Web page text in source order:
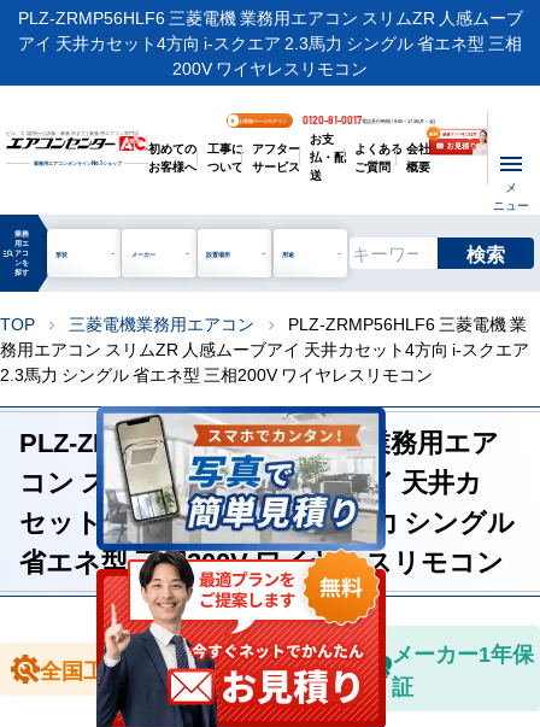
PLZ-ZRMP56HLF6 三菱電機 業務用エアコン スリムZR 人感ムーブ
アイ 天井カセット4方向 i-スクエア 2.3馬力 シングル 省エネ型 三相
200V ワイヤレスリモコン
ビル・工場用から店舗・事務所まで | 業務用エアコン専門店
業務用エアコンオンラインNo.1ショップ
お客様ページログイン 0120-81-0017電話受付時間 / 9:00～17:30(月～金)
初めての
お客様へ
工事に
ついて
アフター
サービス
お支
払・配
送
よくある
ご質問
会社
概要
メ
ニュー
manage_search
業務
用エ
アコ
ンを
探す
形状 メーカー 設置場所 用途 検索
TOP chevron_right 三菱電機業務用エアコン chevron_right
PLZ-ZRMP56HLF6 三菱電機 業
務用エアコン スリムZR 人感ムーブアイ 天井カセット4方向 i-スクエア
2.3馬力 シングル 省エネ型 三相200V ワイヤレスリモコン
PLZ-ZRMP56HLF6 三菱電機 業務用エア
コン スリムZR 人感ムーブアイ 天井カ
セット4方向 i-スクエア 2.3馬力 シングル
省エネ型 三相200V ワイヤレスリモコン
全国工事対応
全国送料無
料
メーカー1年保
証